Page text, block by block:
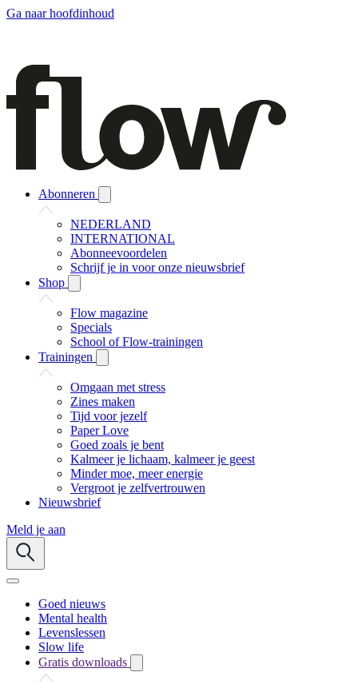
Ga naar hoofdinhoud
Abonneren
NEDERLAND
INTERNATIONAL
Abonneevoordelen
Schrijf je in voor onze nieuwsbrief
Shop
Flow magazine
Specials
School of Flow-trainingen
Trainingen
Omgaan met stress
Zines maken
Tijd voor jezelf
Paper Love
Goed zoals je bent
Kalmeer je lichaam, kalmeer je geest
Minder moe, meer energie
Vergroot je zelfvertrouwen
Nieuwsbrief
Meld je aan
Goed nieuws
Mental health
Levenslessen
Slow life
Gratis downloads